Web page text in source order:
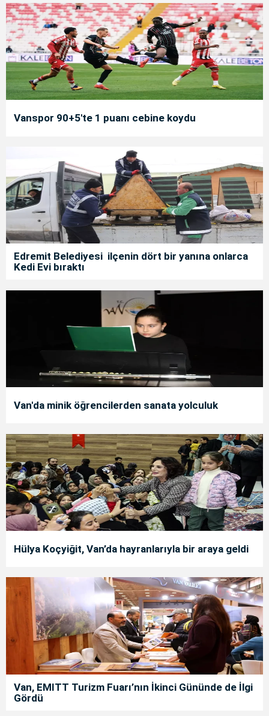
Vanspor 90+5'te 1 puanı cebine koydu
Edremit Belediyesi ilçenin dört bir yanına onlarca
Kedi Evi bıraktı
Van'da minik öğrencilerden sanata yolculuk
Hülya Koçyiğit, Van’da hayranlarıyla bir araya geldi
Van, EMITT Turizm Fuarı’nın İkinci Gününde de İlgi
Gördü